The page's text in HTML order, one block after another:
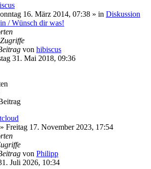
16. März 2014, 07:38 » in Diskussion
/ Wünsch dir was!
Zugriffe
von hibiscus
31. Mai 2018, 09:36
» Freitag 17. November 2023, 17:54
von Philipp
Juli 2026, 10:34